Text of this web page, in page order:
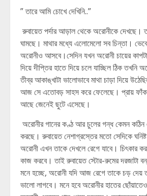
” তারে আমি চোখে দেখিনি..”
রুবায়েত পর্দার আড়াল থেকে অরোনীকে দেখছে।
ঘামছে। মাথার মধ্যে এলোমেলো সব চিন্তা।
অরোনীও আসবে।সেদিন যখন অরোনী চায়ের কাপটা
দিয়ে দীপ্তির হাতে দিয়ে চলে যাচ্ছিল ঠিক তখনি
তীব্র আকাঙ্খাটা ভালোভাবে মাথা চাড়া দিয়ে
আজ সে এতোবড় সাহস করে ফেলেছে। প্রায়
আছে জেনেই ছুটে এসেছে।
অরোনীর গানের কণ্ঠ আর চুলের গন্ধ কেমন কঠিন
করছে। রুবায়েত নেশাগ্রস্তের মতো সেদিকে
অরোনী এখন তাকে দেখলে রেগে যাবে। চিৎকার
কাজ করবে। তাই রুবায়েত স্টোর-রুমের দরজাটা
মনে হচ্ছে, অরোনী যদি আজ রেগে তাকে চড় দেয়
ভালো লাগবে। মনে হবে অরোনীর হাতের